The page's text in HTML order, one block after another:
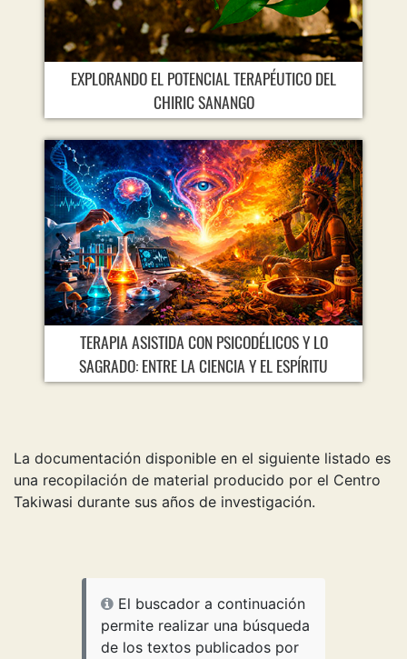
EXPLORANDO EL POTENCIAL TERAPÉUTICO DEL
CHIRIC SANANGO
TERAPIA ASISTIDA CON PSICODÉLICOS Y LO
SAGRADO: ENTRE LA CIENCIA Y EL ESPÍRITU
La documentación disponible en el siguiente listado es
una recopilación de material producido por el Centro
Takiwasi durante sus años de investigación.
El buscador a continuación
permite realizar una búsqueda
de los textos publicados por